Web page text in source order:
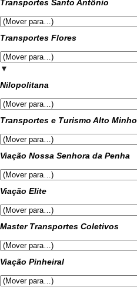
Transportes Santo Antônio
Transportes Flores
▼
Nilopolitana
Transportes e Turismo Alto Minho
Viação Nossa Senhora da Penha
Viação Elite
Master Transportes Coletivos
Viação Pinheiral